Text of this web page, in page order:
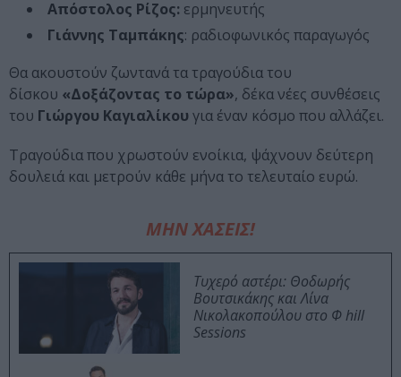
Απόστολος Ρίζος: ερμηνευτής
Γιάννης Ταμπάκης: ραδιοφωνικός παραγωγός
Θα ακουστούν ζωντανά τα τραγούδια του
δίσκου «Δοξάζοντας το τώρα», δέκα νέες συνθέσεις
του Γιώργου Καγιαλίκου για έναν κόσμο που αλλάζει.
Τραγούδια που χρωστούν ενοίκια, ψάχνουν δεύτερη
δουλειά και μετρούν κάθε μήνα το τελευταίο ευρώ.
ΜΗΝ ΧΑΣΕΙΣ!
Τυχερό αστέρι: Θοδωρής
Βουτσικάκης και Λίνα
Νικολακοπούλου στο Φ hill
Sessions